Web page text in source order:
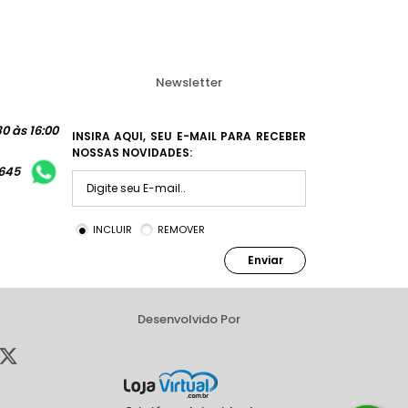
às 16:00
Newsletter
INSIRA AQUI, SEU E-MAIL PARA RECEBER
NOSSAS NOVIDADES:
INCLUIR REMOVER
Enviar
Desenvolvido Por